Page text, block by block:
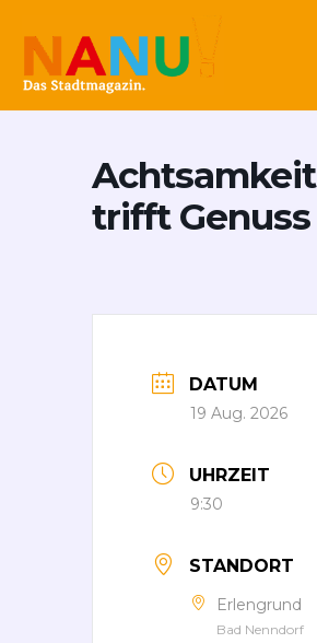
Inhalt
springen
Achtsamkeit
trifft Genuss
DATUM
19 Aug. 2026
UHRZEIT
9:30
STANDORT
Erlengrund
Bad Nenndorf